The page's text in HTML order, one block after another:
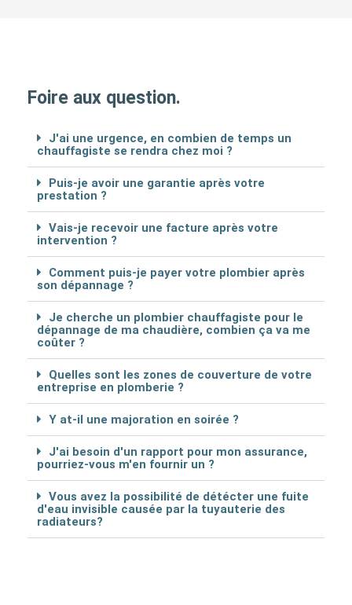
Foire aux question.
J'ai une urgence, en combien de temps un
chauffagiste se rendra chez moi ?
Puis-je avoir une garantie après votre
prestation ?
Vais-je recevoir une facture après votre
intervention ?
Comment puis-je payer votre plombier après
son dépannage ?
Je cherche un plombier chauffagiste pour le
dépannage de ma chaudière, combien ça va me
coûter ?
Quelles sont les zones de couverture de votre
entreprise en plomberie ?
Y at-il une majoration en soirée ?
J'ai besoin d'un rapport pour mon assurance,
pourriez-vous m'en fournir un ?
Vous avez la possibilité de détécter une fuite
d'eau invisible causée par la tuyauterie des
radiateurs?